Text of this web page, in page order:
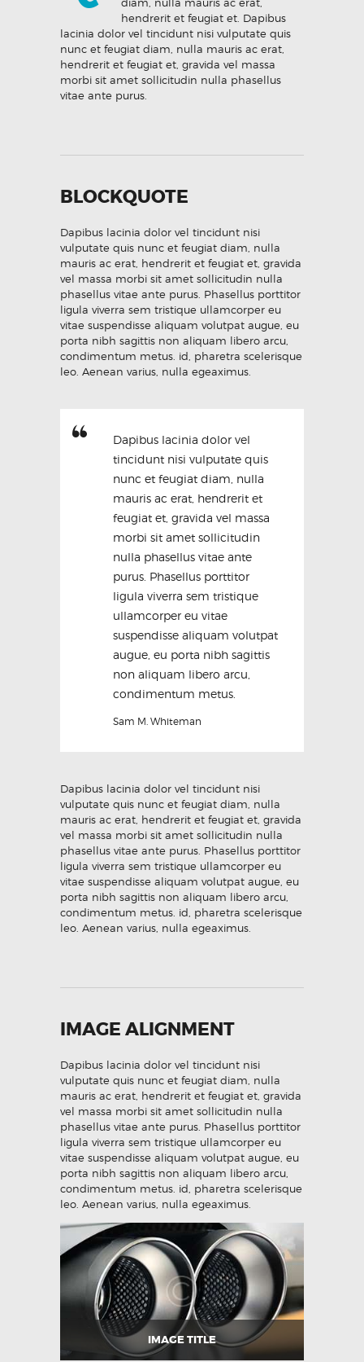
hendrerit et feugiat et. Dapibus
lacinia dolor vel tincidunt nisi vulputate quis
nunc et feugiat diam, nulla mauris ac erat,
hendrerit et feugiat et, gravida vel massa
morbi sit amet sollicitudin nulla phasellus
vitae ante purus.
BLOCKQUOTE
Dapibus lacinia dolor vel tincidunt nisi
vulputate quis nunc et feugiat diam, nulla
mauris ac erat, hendrerit et feugiat et, gravida
vel massa morbi sit amet sollicitudin nulla
phasellus vitae ante purus. Phasellus porttitor
ligula viverra sem tristique ullamcorper eu
vitae suspendisse aliquam volutpat augue, eu
porta nibh sagittis non aliquam libero arcu,
condimentum metus. id, pharetra scelerisque
leo. Aenean varius, nulla egeaximus.
Dapibus lacinia dolor vel
tincidunt nisi vulputate quis
nunc et feugiat diam, nulla
mauris ac erat, hendrerit et
feugiat et, gravida vel massa
morbi sit amet sollicitudin
nulla phasellus vitae ante
purus. Phasellus porttitor
ligula viverra sem tristique
ullamcorper eu vitae
suspendisse aliquam volutpat
augue, eu porta nibh sagittis
non aliquam libero arcu,
condimentum metus.
Sam M. Whiteman
Dapibus lacinia dolor vel tincidunt nisi
vulputate quis nunc et feugiat diam, nulla
mauris ac erat, hendrerit et feugiat et, gravida
vel massa morbi sit amet sollicitudin nulla
phasellus vitae ante purus. Phasellus porttitor
ligula viverra sem tristique ullamcorper eu
vitae suspendisse aliquam volutpat augue, eu
porta nibh sagittis non aliquam libero arcu,
condimentum metus. id, pharetra scelerisque
leo. Aenean varius, nulla egeaximus.
IMAGE ALIGNMENT
Dapibus lacinia dolor vel tincidunt nisi
vulputate quis nunc et feugiat diam, nulla
mauris ac erat, hendrerit et feugiat et, gravida
vel massa morbi sit amet sollicitudin nulla
phasellus vitae ante purus. Phasellus porttitor
ligula viverra sem tristique ullamcorper eu
vitae suspendisse aliquam volutpat augue, eu
porta nibh sagittis non aliquam libero arcu,
condimentum metus. id, pharetra scelerisque
leo. Aenean varius, nulla egeaximus.
IMAGE TITLE